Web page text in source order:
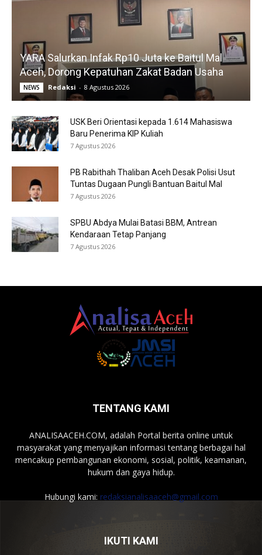
YARA Salurkan Infak Rp10 Juta ke Baitul Mal
Aceh, Dorong Kepatuhan Zakat Badan Usaha
NEWS Redaksi - 8 Agustus 2026
USK Beri Orientasi kepada 1.614 Mahasiswa
Baru Penerima KIP Kuliah
7 Agustus 2026
PB Rabithah Thaliban Aceh Desak Polisi Usut
Tuntas Dugaan Pungli Bantuan Baitul Mal
7 Agustus 2026
SPBU Abdya Mulai Batasi BBM, Antrean
Kendaraan Tetap Panjang
7 Agustus 2026
TENTANG KAMI
ANALISAACEH.COM, adalah Portal berita online untuk
masyarakat yang menyajikan informasi tentang berbagai hal
mencakup pembangunan ekonomi, sosial, politik, keamanan,
hukum dan gaya hidup.
Hubungi kami: redaksianalisaaceh@gmail.com
IKUTI KAMI